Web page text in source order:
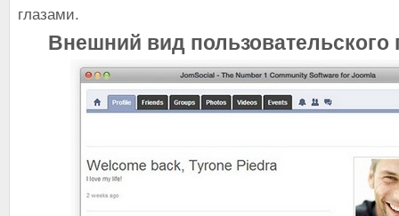
глазами.
Внешний вид